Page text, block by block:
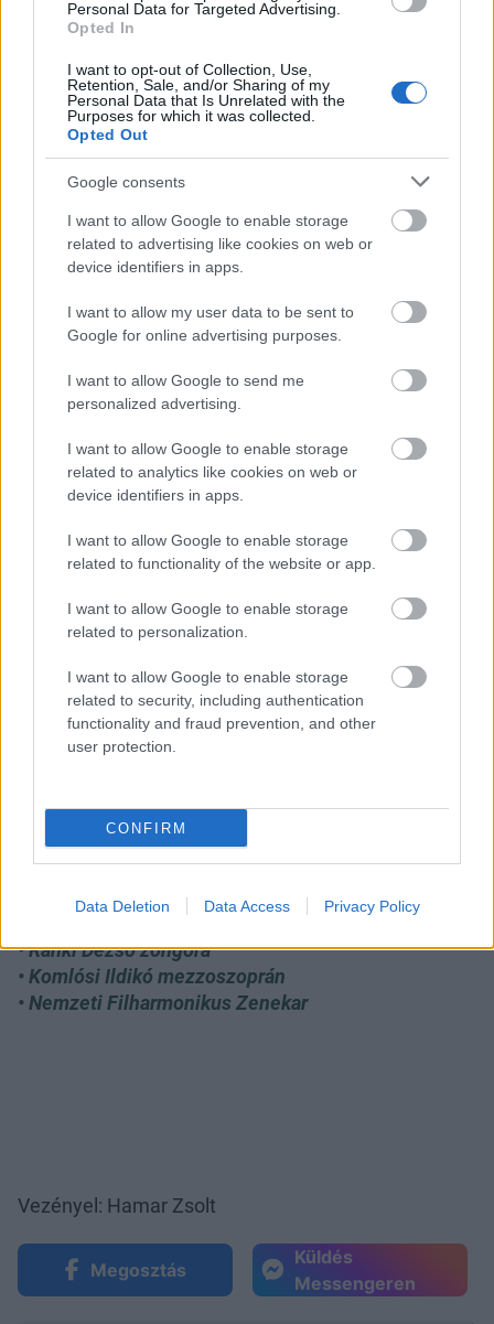
Personal Data for Targeted Advertising.
Opted In
I want to opt-out of Collection, Use,
Retention, Sale, and/or Sharing of my
Personal Data that Is Unrelated with the
Purposes for which it was collected.
Opted Out
Google consents
I want to allow Google to enable storage
related to advertising like cookies on web or
device identifiers in apps.
I want to allow my user data to be sent to
Google for online advertising purposes.
I want to allow Google to send me
personalized advertising.
I want to allow Google to enable storage
related to analytics like cookies on web or
device identifiers in apps.
I want to allow Google to enable storage
related to functionality of the website or app.
I want to allow Google to enable storage
related to personalization.
I want to allow Google to enable storage
related to security, including authentication
functionality and fraud prevention, and other
user protection.
CONFIRM
Data Deletion Data Access Privacy Policy
Konlósi Ildikó
Bartók egyik legismertebb műve az első
házasságkötése idején komponált Kékszakállú.
Példázat ez a titokzatos Férfiről, akinek titkát
volna, mint az alkotó maga. Egyszer Bartókot
felmérgesítette ez az értelmezés. "És ha én vagyok
Judit?" – kérdezte ingerülten. De lehet, hogy ez csak
mese.
Bartók Béla Két arckép, op. 5
Bartók Béla III. zongoraverseny
Közreműködik:
• Koppándi Jenő hegedű
• Ránki Dezső zongora
• Komlósi Ildikó mezzoszoprán
• Nemzeti Filharmonikus Zenekar
Vezényel: Hamar Zsolt
Megosztás
Küldés
Messengeren